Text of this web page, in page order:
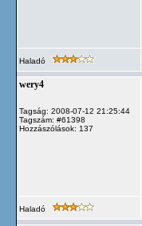
Haladó
wery4
Tagság: 2008-07-12 21:25:44
Tagszám: #61398
Hozzászólások: 137
Haladó